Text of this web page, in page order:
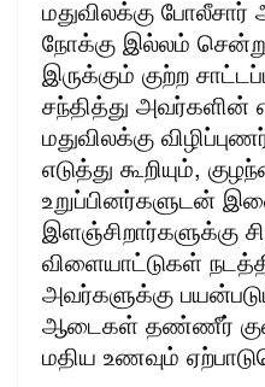
மதுவிலக்கு போலீசார்
நோக்கு இல்லம்
இருக்கும் குற்ற
சந்தித்து அவர்களின்
மதுவிலக்கு
எடுத்து கூறியும்,
உறுப்பினர்களுடன்
இளஞ்சிறார்களுக்கு
விளையாட்டுகள்
அவர்களுக்கு
ஆடைகள் தண்ணீர்
மதிய உணவும்